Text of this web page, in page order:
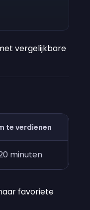
vergelijkbare
te verdienen
minuten
favoriete